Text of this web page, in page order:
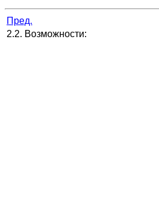
Пред.
2.2. Возможности: